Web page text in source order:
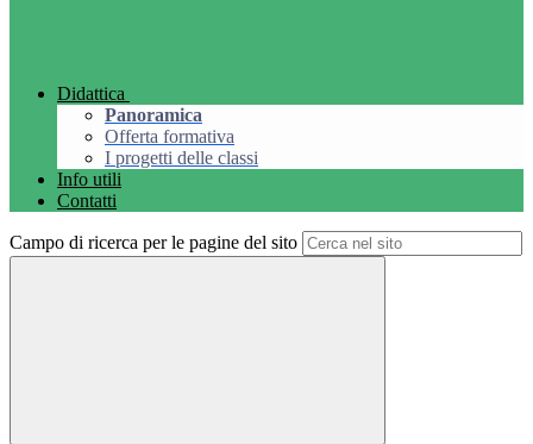
Didattica
Panoramica
Offerta formativa
I progetti delle classi
Info utili
Contatti
Campo di ricerca per le pagine del sito